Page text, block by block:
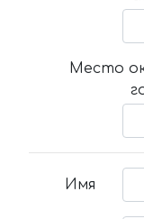
Место
Имя